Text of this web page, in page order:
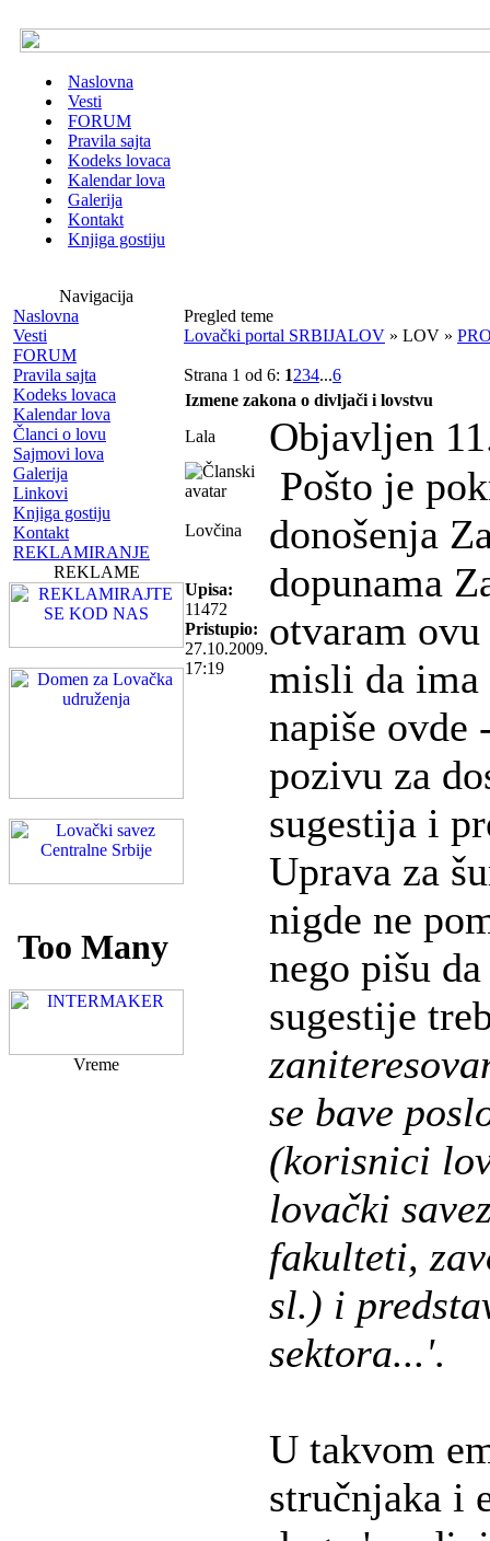
Naslovna
Vesti
FORUM
Pravila sajta
Kodeks lovaca
Kalendar lova
Galerija
Kontakt
Knjiga gostiju
Navigacija
Naslovna
Vesti
FORUM
Pravila sajta
Kodeks lovaca
Kalendar lova
Članci o lovu
Sajmovi lova
Galerija
Linkovi
Knjiga gostiju
Kontakt
REKLAMIRANJE
REKLAME
Vreme
Pregled teme
Lovački portal SRBIJALOV » LOV »
Strana 1 od 6: 1234...6
Izmene zakona o divljači i lovstvu
Lala
Objavljen
Lovčina
Upisa:
11472
Pristupio:
27.10.2009.
17:19
Pošto je
donošenja
dopunama
otvaram
misli da ima
napiše ovde
pozivu za
sugestija i
Uprava za
nigde ne
nego pišu
sugestije
se bave
(korisnici
lovački
fakulteti,
sl.) i
sektora...'.
U takvom
stručnjaka i